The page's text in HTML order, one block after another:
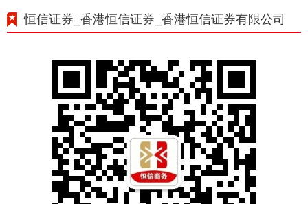
恒信证券_香港恒信证券_香港恒信证券有限公司